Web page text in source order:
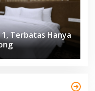
Terbatas Hanya